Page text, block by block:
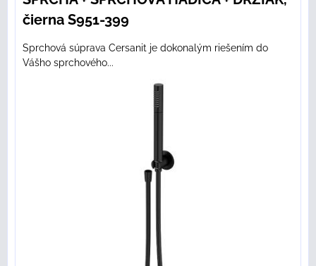
čierna S951-399
Sprchová súprava Cersanit je dokonalým riešením do
Vášho sprchového...